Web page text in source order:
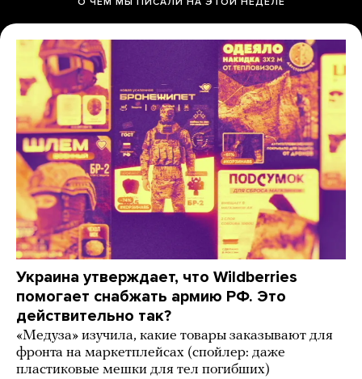
Украина утверждает, что Wildberries
помогает снабжать армию РФ. Это
действительно так?
«Медуза» изучила, какие товары заказывают для
фронта на маркетплейсах (спойлер: даже
пластиковые мешки для тел погибших)